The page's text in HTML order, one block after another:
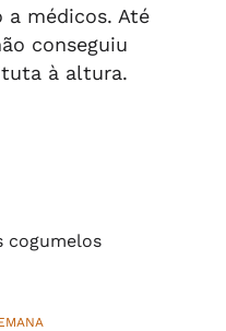
a médicos. Até
conseguiu
à altura.
cogumelos